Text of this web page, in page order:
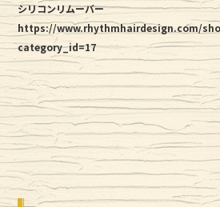
シリコンリムーバー
https://www.rhythmhairdesign.com/
category_id=17